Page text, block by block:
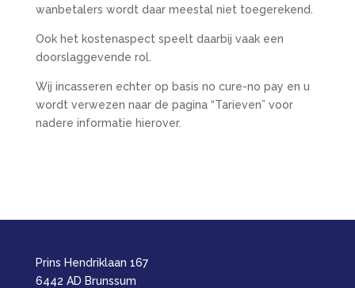
wanbetalers wordt daar meestal niet toegerekend.
Ook het kostenaspect speelt daarbij vaak een
doorslaggevende rol.
Wij incasseren echter op basis no cure-no pay en u
wordt verwezen naar de pagina “Tarieven” voor
nadere informatie hierover.
Prins Hendriklaan 167
6442 AD Brunssum